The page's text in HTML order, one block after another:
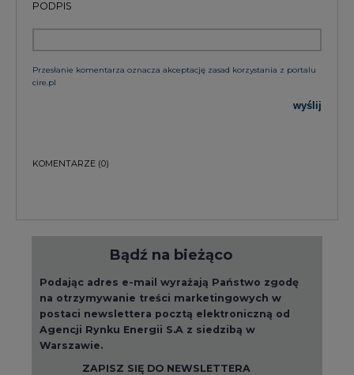
PODPIS
Przesłanie komentarza oznacza akceptację zasad korzystania z portalu
cire.pl
wyślij
KOMENTARZE (0)
Bądź na bieżąco
Podając adres e-mail wyrażają Państwo zgodę
na otrzymywanie treści marketingowych w
postaci newslettera pocztą elektroniczną od
Agencji Rynku Energii S.A z siedzibą w
Warszawie.
ZAPISZ SIĘ DO NEWSLETTERA